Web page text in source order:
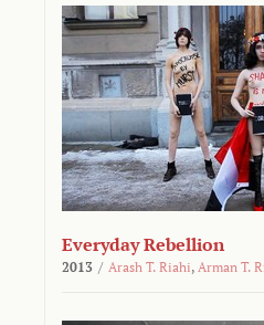
Everyday Rebellion
2013 / Arash T. Riahi, Arman T.